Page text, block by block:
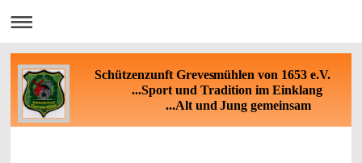
Schützenzunft Grevesmühlen von 1653 e.V.
...Sport und Tradition im Einklang
...Alt und Jung gemeinsam